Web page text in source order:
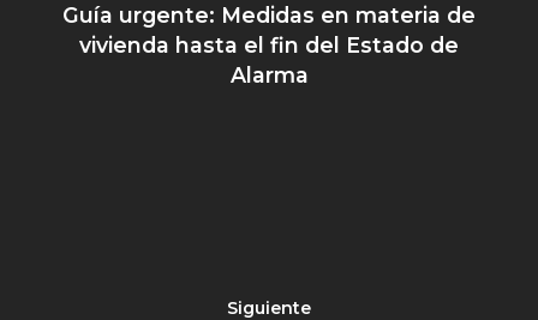
Guía urgente: Medidas en materia de
vivienda hasta el fin del Estado de
Alarma
Siguiente